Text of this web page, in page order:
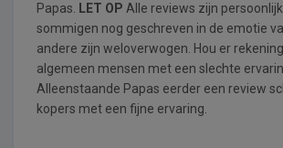
Papas.
LET OP Alle reviews zijn
sommigen nog geschreven in de emotie
andere zijn weloverwogen. Hou er
algemeen mensen met een slechte
Alleenstaande Papas eerder een review
kopers met een fijne ervaring.